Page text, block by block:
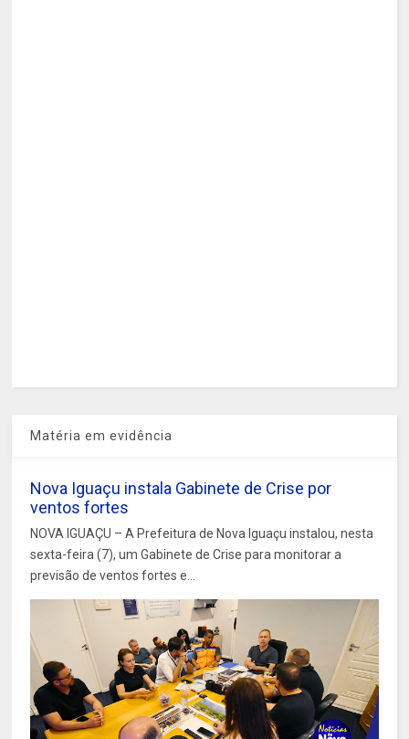
Matéria em evidência
Nova Iguaçu instala Gabinete de Crise por
ventos fortes
NOVA IGUAÇU – A Prefeitura de Nova Iguaçu instalou, nesta
sexta-feira (7), um Gabinete de Crise para monitorar a
previsão de ventos fortes e...